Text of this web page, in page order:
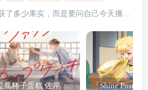
不要问自己收获了多少果实，而是要问自己今天播种了多少种子
经典杯子蛋糕 佐岸 漫画「经典杯子蛋糕」宣布真人日剧化